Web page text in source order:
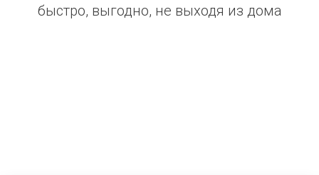
быстро, выгодно, не выходя из дома